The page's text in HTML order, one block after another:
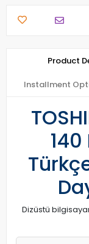
Product
Installment
Dizüstü